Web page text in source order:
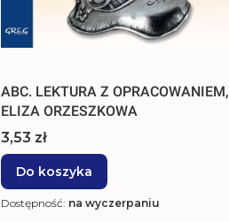
ABC. LEKTURA Z OPRACOWANIEM,
ELIZA ORZESZKOWA
Cena
3,53 zł
Do koszyka
Dostępność: na wyczerpaniu